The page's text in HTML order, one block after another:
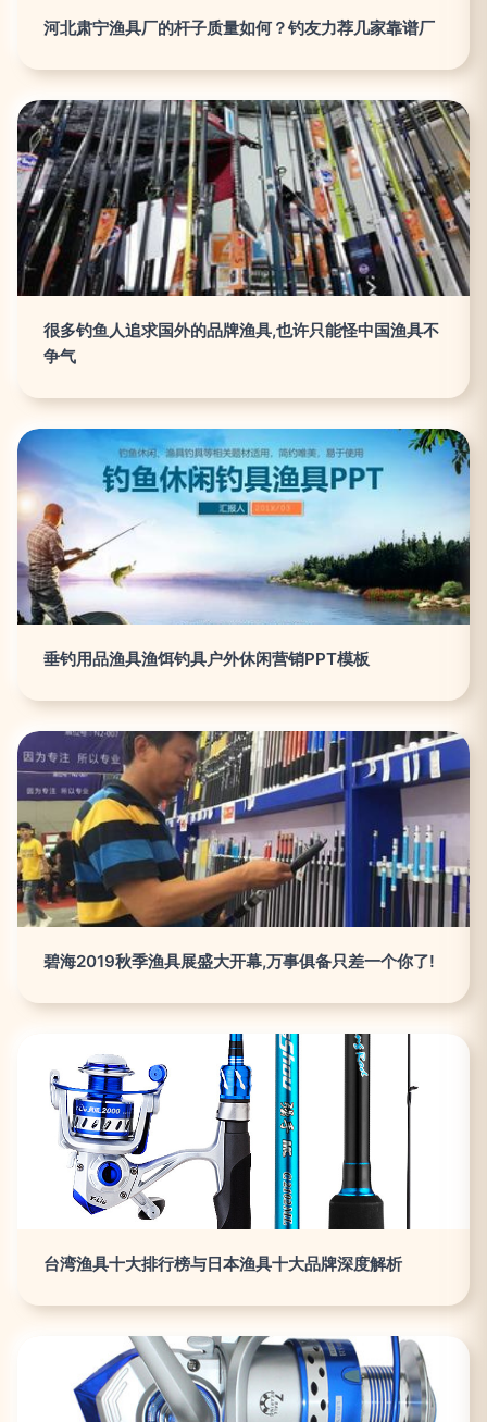
河北肃宁渔具厂的杆子质量如何？钓友力荐几家靠谱厂
很多钓鱼人追求国外的品牌渔具,也许只能怪中国渔具不
争气
垂钓用品渔具渔饵钓具户外休闲营销PPT模板
碧海2019秋季渔具展盛大开幕,万事俱备只差一个你了!
台湾渔具十大排行榜与日本渔具十大品牌深度解析